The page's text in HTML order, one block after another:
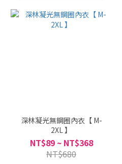
深林凝光無鋼圈內衣【 M-
2XL 】
NT$89 ~ NT$368
NT$680